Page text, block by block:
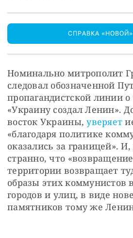
СПРАВКА
Номинально митрополит
следовал обозначенной
пропагандистской линии
«Украину создал Ленин».
восток Украины, уверяет
«благодаря политике
оказались за границей».
странно, что
территории возвращает
образы этих коммунистов
городов и улиц, в виде
памятников тому же